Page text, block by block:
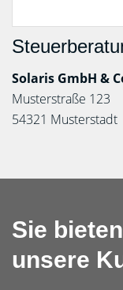
Solaris GmbH &
Musterstraße 123
54321 Musterstadt
Sie
unsere